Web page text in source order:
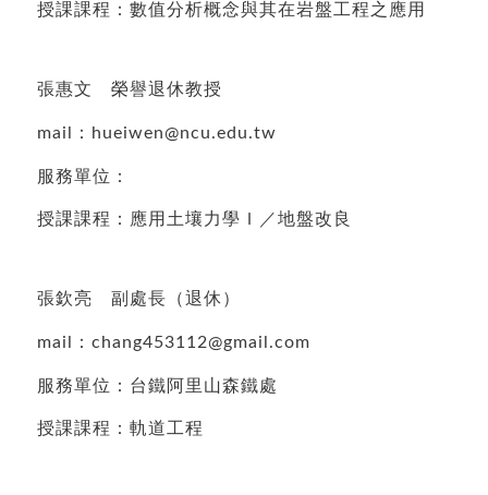
授課課程：數值分析概念與其在岩盤工程之應用
張惠文 榮譽退休教授
mail：hueiwen@ncu.edu.tw
服務單位：
授課課程：應用土壤力學Ｉ／地盤改良
張欽亮 副處長（退休）
mail：chang453112@gmail.com
服務單位：台鐵阿里山森鐵處
授課課程：軌道工程